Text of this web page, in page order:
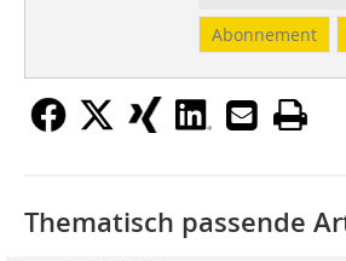
Abonnement
Thematisch passende